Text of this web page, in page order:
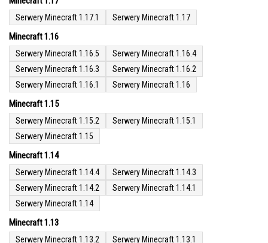
Serwery Minecraft 1.17.1 Serwery Minecraft 1.17
Minecraft 1.16
Serwery Minecraft 1.16.5
Serwery Minecraft 1.16.4
Serwery Minecraft 1.16.3
Serwery Minecraft 1.16.2
Serwery Minecraft 1.16.1
Serwery Minecraft 1.16
Minecraft 1.15
Serwery Minecraft 1.15.2
Serwery Minecraft 1.15.1
Serwery Minecraft 1.15
Minecraft 1.14
Serwery Minecraft 1.14.4
Serwery Minecraft 1.14.3
Serwery Minecraft 1.14.2
Serwery Minecraft 1.14.1
Serwery Minecraft 1.14
Minecraft 1.13
Serwery Minecraft 1.13.2
Serwery Minecraft 1.13.1